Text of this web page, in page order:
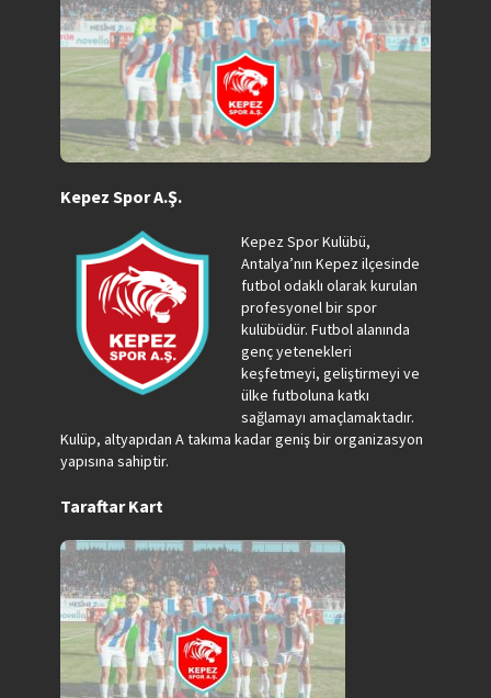
Kepez Spor A.Ş.
Kepez Spor Kulübü,
Antalya’nın Kepez ilçesinde
futbol odaklı olarak kurulan
profesyonel bir spor
kulübüdür. Futbol alanında
genç yetenekleri
keşfetmeyi, geliştirmeyi ve
ülke futboluna katkı
sağlamayı amaçlamaktadır.
Kulüp, altyapıdan A takıma kadar geniş bir organizasyon
yapısına sahiptir.
Taraftar Kart